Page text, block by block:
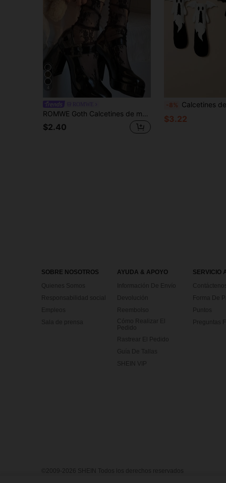
4
ROMWE Goth Calcetines de media pantorrilla de encaje elegante y transparente para mujer
$2.40
-8% Calcetines de Novedad de Halloween Mano con Mano con Diseño de
$3.22
SOBRE NOSOTROS
Quienes Somos
Responsabilidad social
Empleos
Sala de prensa
AYUDA & APOYO
Información De Envío
Devolución
Reembolso
Cómo Realizar El
Pedido
Rastrear El Pedido
Guía De Tallas
SHEIN VIP
SERVICIO
Contáctenos
Forma De
Puntos
Preguntas
©2009-2026 SHEIN Todos los derechos reservados